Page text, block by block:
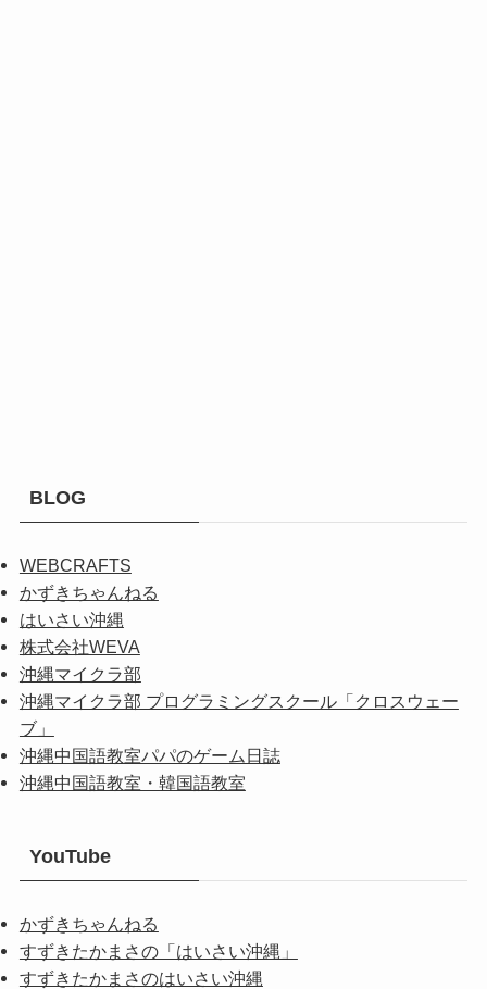
BLOG
WEBCRAFTS
かずきちゃんねる
はいさい沖縄
株式会社WEVA
沖縄マイクラ部
沖縄マイクラ部 プログラミングスクール「クロスウェー
ブ」
沖縄中国語教室パパのゲーム日誌
沖縄中国語教室・韓国語教室
YouTube
かずきちゃんねる
すずきたかまさの「はいさい沖縄」
すずきたかまさのはいさい沖縄